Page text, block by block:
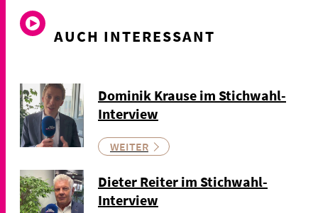
AUCH INTERESSANT
Dominik Krause im Stichwahl-
Interview
WEITER
Dieter Reiter im Stichwahl-
Interview